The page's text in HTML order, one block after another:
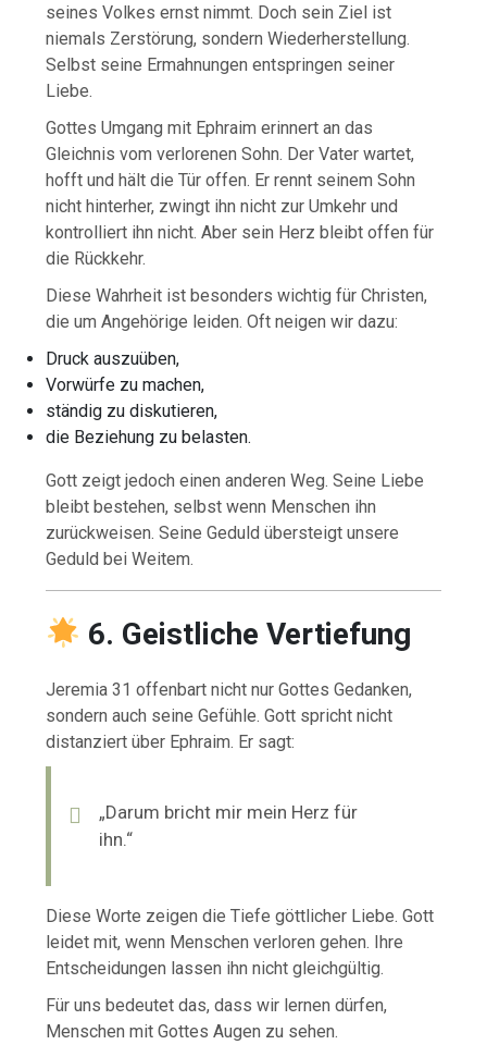
seines Volkes ernst nimmt. Doch sein Ziel ist
niemals Zerstörung, sondern Wiederherstellung.
Selbst seine Ermahnungen entspringen seiner
Liebe.
Gottes Umgang mit Ephraim erinnert an das
Gleichnis vom verlorenen Sohn. Der Vater wartet,
hofft und hält die Tür offen. Er rennt seinem Sohn
nicht hinterher, zwingt ihn nicht zur Umkehr und
kontrolliert ihn nicht. Aber sein Herz bleibt offen für
die Rückkehr.
Diese Wahrheit ist besonders wichtig für Christen,
die um Angehörige leiden. Oft neigen wir dazu:
Druck auszuüben,
Vorwürfe zu machen,
ständig zu diskutieren,
die Beziehung zu belasten.
Gott zeigt jedoch einen anderen Weg. Seine Liebe
bleibt bestehen, selbst wenn Menschen ihn
zurückweisen. Seine Geduld übersteigt unsere
Geduld bei Weitem.
6. Geistliche Vertiefung
Jeremia 31 offenbart nicht nur Gottes Gedanken,
sondern auch seine Gefühle. Gott spricht nicht
distanziert über Ephraim. Er sagt:
„Darum bricht mir mein Herz für
ihn.“
Diese Worte zeigen die Tiefe göttlicher Liebe. Gott
leidet mit, wenn Menschen verloren gehen. Ihre
Entscheidungen lassen ihn nicht gleichgültig.
Für uns bedeutet das, dass wir lernen dürfen,
Menschen mit Gottes Augen zu sehen.